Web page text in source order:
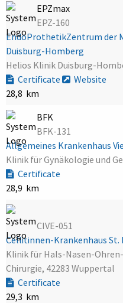
EPZmax
EPZ-160
EndoProthetikZentrum der
Duisburg-Homberg
Helios Klinik Duisburg-
Certificate
Website
28,8 km
BFK
BFK-131
Allgemeines Krankenhaus
Klinik für Gynäkologie und
Certificate
28,9 km
CIVE-051
Cellitinnen-Krankenhaus St.
Klinik für Hals-Nasen-
Chirurgie, 42283 Wuppertal
Certificate
29,3 km